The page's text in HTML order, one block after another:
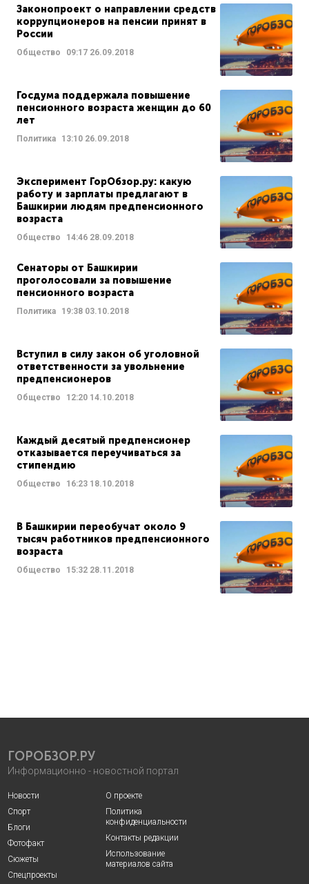
Законопроект о направлении средств
коррупционеров на пенсии принят в
России
Общество 09:17 26.09.2018
Госдума поддержала повышение
пенсионного возраста женщин до 60
лет
Политика 13:10 26.09.2018
Эксперимент ГорОбзор.ру: какую
работу и зарплаты предлагают в
Башкирии людям предпенсионного
возраста
Общество 14:46 28.09.2018
Сенаторы от Башкирии
проголосовали за повышение
пенсионного возраста
Политика 19:38 03.10.2018
Вступил в силу закон об уголовной
ответственности за увольнение
предпенсионеров
Общество 12:20 14.10.2018
Каждый десятый предпенсионер
отказывается переучиваться за
стипендию
Общество 16:23 18.10.2018
В Башкирии переобучат около 9
тысяч работников предпенсионного
возраста
Общество 15:32 28.11.2018
ГОРОБЗОР.РУ
Информационно - новостной портал
Новости
Спорт
Блоги
Фотофакт
Сюжеты
Спецпроекты
О проекте
Политика
конфиденциальности
Контакты редакции
Использование
материалов сайта